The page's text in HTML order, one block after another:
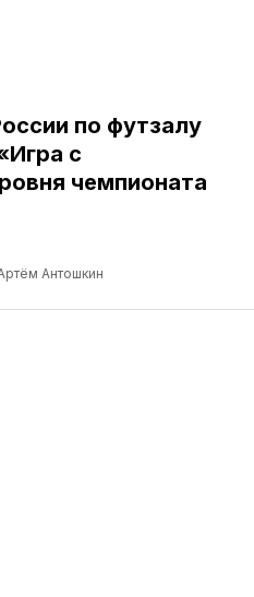
по футзалу
с
чемпионата
Антошкин